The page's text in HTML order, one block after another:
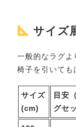
サイズ
一般的なラグよ
椅子を引いても
サイズ
(cm)
目安
グセ